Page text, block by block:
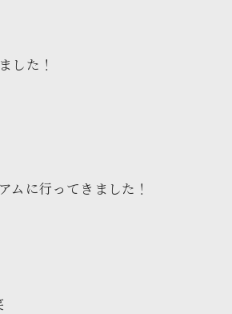
した！
ムに行ってきました！